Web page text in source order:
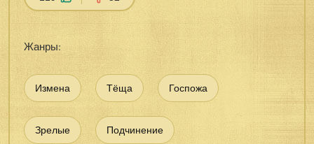
Жанры:
Измена Тёща Госпожа
Зрелые Подчинение